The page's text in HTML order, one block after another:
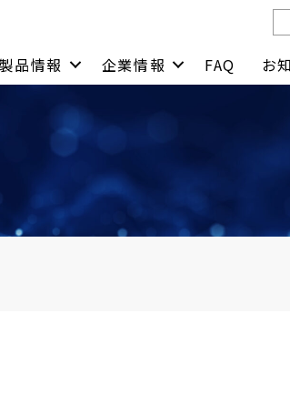
製品情報 企業情報 FAQ お